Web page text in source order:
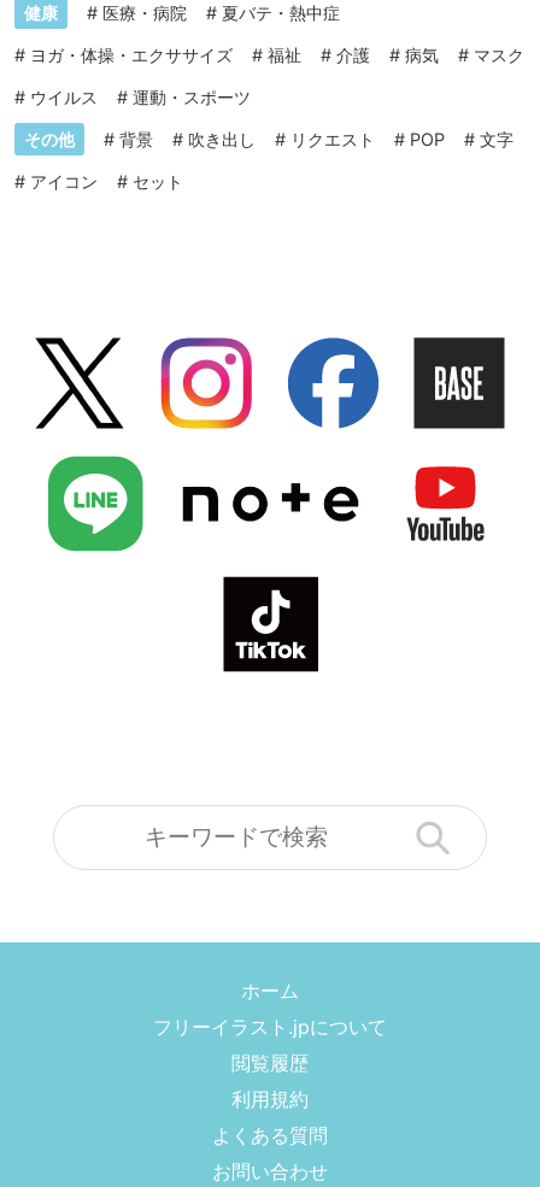
健康 # 医療・病院 # 夏バテ・熱中症
# ヨガ・体操・エクササイズ # 福祉 # 介護 # 病気 # マスク
# ウイルス # 運動・スポーツ
その他 # 背景 # 吹き出し # リクエスト # POP # 文字
# アイコン # セット
ホーム
フリーイラスト.jpについて
閲覧履歴
利用規約
よくある質問
お問い合わせ